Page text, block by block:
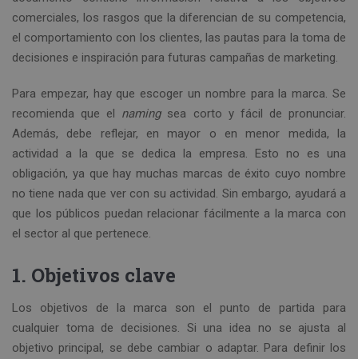
comerciales, los rasgos que la diferencian de su competencia,
el comportamiento con los clientes, las pautas para la toma de
decisiones e inspiración para futuras campañas de marketing.
Para empezar, hay que escoger un nombre para la marca. Se
recomienda que el naming sea corto y fácil de pronunciar.
Además, debe reflejar, en mayor o en menor medida, la
actividad a la que se dedica la empresa. Esto no es una
obligación, ya que hay muchas marcas de éxito cuyo nombre
no tiene nada que ver con su actividad. Sin embargo, ayudará a
que los públicos puedan relacionar fácilmente a la marca con
el sector al que pertenece.
1. Objetivos clave
Los objetivos de la marca son el punto de partida para
cualquier toma de decisiones. Si una idea no se ajusta al
objetivo principal, se debe cambiar o adaptar. Para definir los